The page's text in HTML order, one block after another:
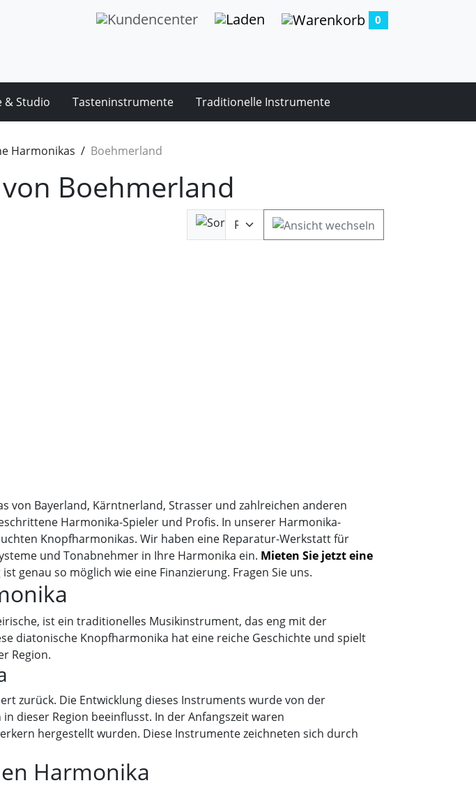
0
& Studio Tasteninstrumente Traditionelle Instrumente
Harmonikas Boehmerland
Boehmerland
von Bayerland, Kärntnerland, Strasser und zahlreichen anderen
Harmonika-Spieler und Profis. In unserer Harmonika-
Knopfharmonikas. Wir haben eine Reparatur-Werkstatt für
und Tonabnehmer in Ihre Harmonika ein. Mieten Sie jetzt eine
genau so möglich wie eine Finanzierung. Fragen Sie uns.
ist ein traditionelles Musikinstrument, das eng mit der
diatonische Knopfharmonika hat eine reiche Geschichte und spielt
Region.
zurück. Die Entwicklung dieses Instruments wurde von der
dieser Region beeinflusst. In der Anfangszeit waren
hergestellt wurden. Diese Instrumente zeichneten sich durch
Harmonika